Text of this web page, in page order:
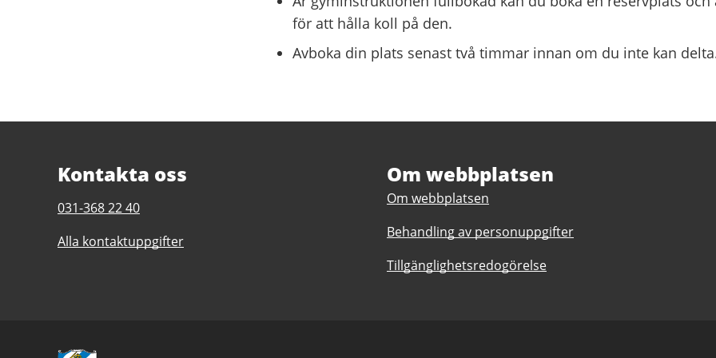
för att hålla koll på den.
Avboka din plats senast två timmar innan om du inte kan
Kontakta oss
Telefonnummer
Hammarbadet
031-368 22 40
Alla kontaktuppgifter
Om webbplatsen
Om webbplatsen
Behandling av personuppgifter
Tillgänglighetsredogörelse